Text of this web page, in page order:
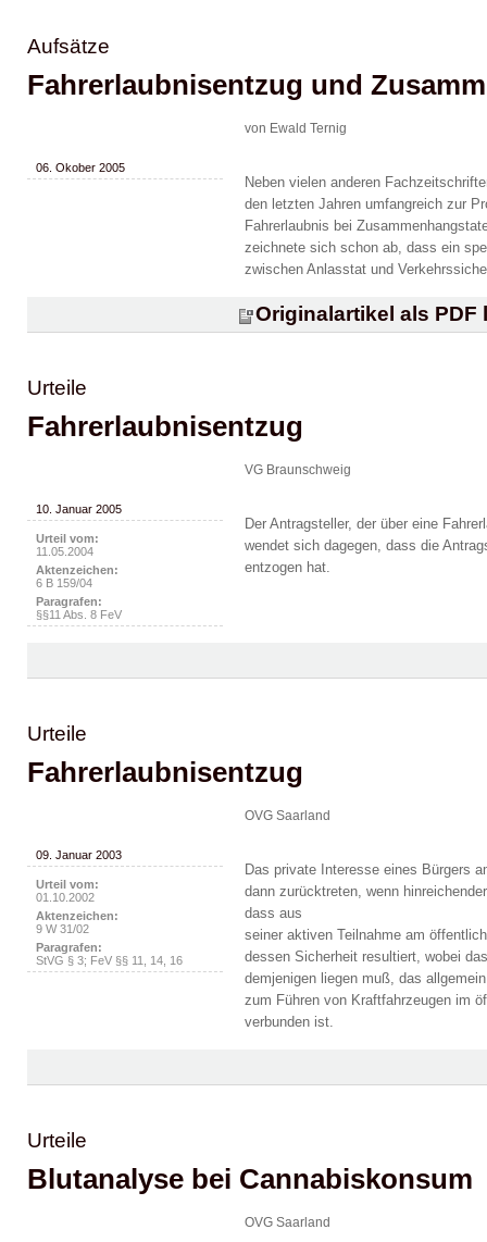
Aufsätze
Fahrerlaubnisentzug und
06. Okober 2005
von Ewald Ternig
Neben vielen anderen
den letzten Jahren umfangreich zur
Fahrerlaubnis bei
zeichnete sich schon ab, dass ein
zwischen Anlasstat und
Originalartikel als PDF
Urteile
Fahrerlaubnisentzug
10. Januar 2005
Urteil vom:
11.05.2004
Aktenzeichen:
6 B 159/04
Paragrafen:
§§11 Abs. 8 FeV
VG Braunschweig
Der Antragsteller, der über eine
wendet sich dagegen, dass die
entzogen hat.
Urteile
Fahrerlaubnisentzug
09. Januar 2003
Urteil vom:
01.10.2002
Aktenzeichen:
9 W 31/02
Paragrafen:
StVG § 3; FeV §§ 11, 14, 16
OVG Saarland
Das private Interesse eines Bürgers
dann zurücktreten, wenn
dass aus
seiner aktiven Teilnahme am
dessen Sicherheit resultiert, wobei
demjenigen liegen muß, das
zum Führen von Kraftfahrzeugen im
verbunden ist.
Urteile
Blutanalyse bei Cannabiskonsum
OVG Saarland